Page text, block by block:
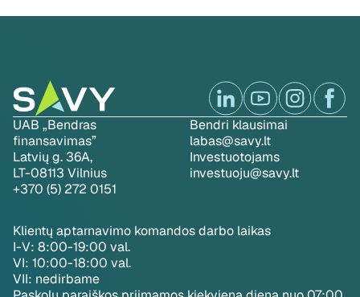
UAB „Bendras
finansavimas”
Latvių g. 36A,
LT-08113 Vilnius
+370 (5) 272 0151
Bendri klausimai
labas@savy.lt
Investuotojams
investuoju@savy.lt
Klientų aptarnavimo komandos darbo laikas
I-V: 8:00-19:00 val.
VI: 10:00-18:00 val.
VII: nedirbame